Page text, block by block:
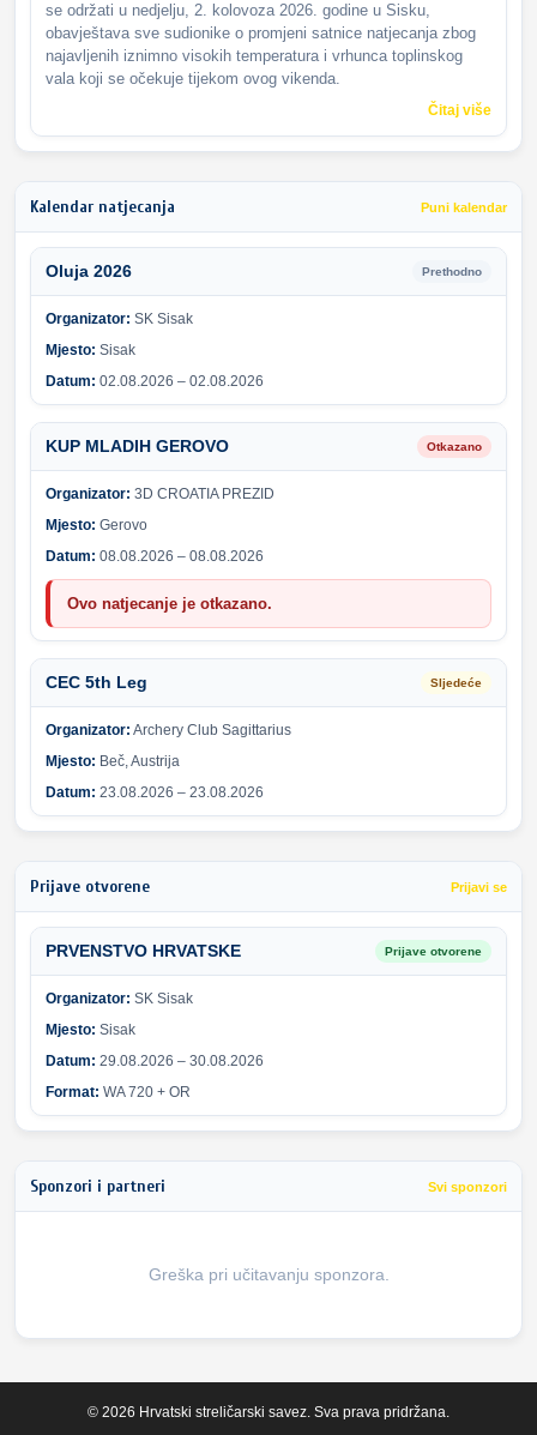
se održati u nedjelju, 2. kolovoza 2026. godine u Sisku,
obavještava sve sudionike o promjeni satnice natjecanja zbog
najavljenih iznimno visokih temperatura i vrhunca toplinskog
vala koji se očekuje tijekom ovog vikenda.
Čitaj više
Kalendar natjecanja Puni kalendar
Oluja 2026 Prethodno
Organizator: SK Sisak
Mjesto: Sisak
Datum: 02.08.2026 – 02.08.2026
KUP MLADIH GEROVO Otkazano
Organizator: 3D CROATIA PREZID
Mjesto: Gerovo
Datum: 08.08.2026 – 08.08.2026
Ovo natjecanje je otkazano.
CEC 5th Leg Sljedeće
Organizator: Archery Club Sagittarius
Mjesto: Beč, Austrija
Datum: 23.08.2026 – 23.08.2026
Prijave otvorene Prijavi se
PRVENSTVO HRVATSKE Prijave otvorene
Organizator: SK Sisak
Mjesto: Sisak
Datum: 29.08.2026 – 30.08.2026
Format: WA 720 + OR
Sponzori i partneri Svi sponzori
Greška pri učitavanju sponzora.
© 2026 Hrvatski streličarski savez. Sva prava pridržana.